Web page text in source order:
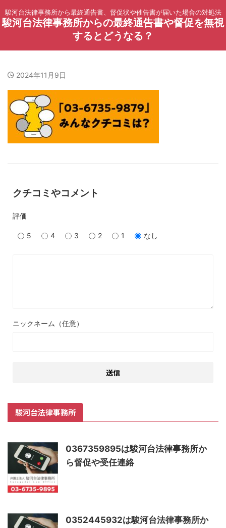
駿河台法律事務所から最終通告書、督促状や催告書が届いた場合の対処法
駿河台法律事務所からの最終通告書や督促を無視
するとどうなる？
2024年11月9日
クチコミやコメント
評価
5 4 3 2 1 なし
ニックネーム（任意）
駿河台法律事務所
0367359895は駿河台法律事務所か
ら督促や受任連絡
0352445932は駿河台法律事務所か